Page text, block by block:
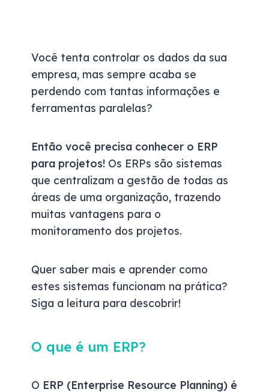
Você tenta controlar os dados da sua
empresa, mas sempre acaba se
perdendo com tantas informações e
ferramentas paralelas?
Então você precisa conhecer o ERP
para projetos! Os ERPs são sistemas
que centralizam a gestão de todas as
áreas de uma organização, trazendo
muitas vantagens para o
monitoramento dos projetos.
Quer saber mais e aprender como
estes sistemas funcionam na prática?
Siga a leitura para descobrir!
O que é um ERP?
O ERP (Enterprise Resource Planning) é